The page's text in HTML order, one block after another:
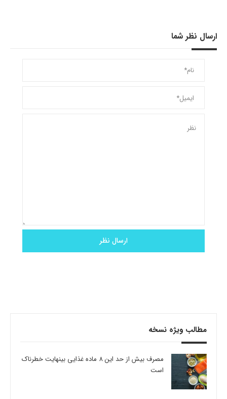
ارسال نظر شما
مطالب ویژه نسخه
مصرف بیش از حد این 8 ماده غذایی بینهایت خطرناک
است